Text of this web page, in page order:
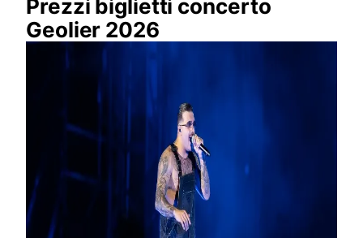
Prezzi biglietti concerto
Geolier 2026